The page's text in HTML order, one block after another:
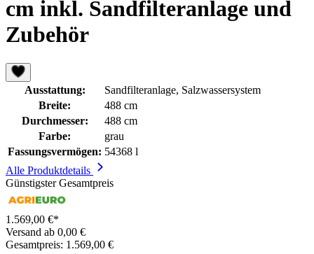
cm inkl. Sandfilteranlage und
Zubehör
Ausstattung:
Sandfilteranlage, Salzwassersystem
Breite:
488 cm
Durchmesser:
488 cm
Farbe:
grau
Fassungsvermögen: 54368 l
Alle Produktdetails
Günstigster Gesamtpreis
1.569,00 €*
Versand ab 0,00 €
Gesamtpreis: 1.569,00 €